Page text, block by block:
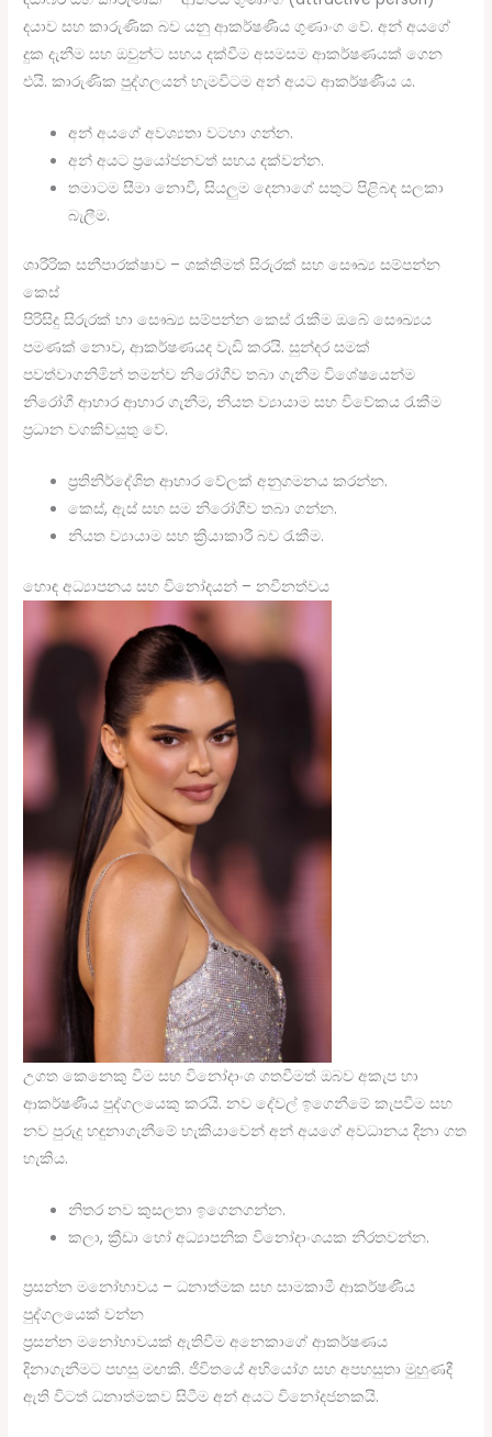
දයාව සහ කාරුණික බව යනු ආකර්ෂණීය ගුණාංග වේ. අන් අයගේ
දුක දැනීම සහ ඔවුන්ට සහය දක්වීම අසමසම ආකර්ෂණයක් ගෙන
එයි. කාරුණික පුද්ගලයන් හැමවිටම අන් අයට ආකර්ෂණීය ය.
අන් අයගේ අවශ්‍යතා වටහා ගන්න.
අන් අයට ප්‍රයෝජනවත් සහය දක්වන්න.
තමාටම සීමා නොවී, සියලුම දෙනාගේ සතුට පිළිබඳ සලකා
බැලීම.
ශාරීරික සනීපාරක්ෂාව – ශක්තිමත් සිරුරක් සහ සෞඛ්‍ය සම්පන්න
කෙස්
පිරිසිදු සිරුරක් හා සෞඛ්‍ය සම්පන්න කෙස් රැකීම ඔබේ සෞඛ්‍යය
පමණක් නොව, ආකර්ෂණයද වැඩි කරයි. සුන්දර සමක්
පවත්වාගනිමින් තමන්ව නිරෝගීව තබා ගැනීම විශේෂයෙන්ම
නිරෝගී ආහාර ආහාර ගැනීම, නියත ව්‍යායාම සහ විවේකය රැකීම
ප්‍රධාන වගකිවයුතු වේ.
ප්‍රතිනිර්දේශිත ආහාර වේලක් අනුගමනය කරන්න.
කෙස්, ඇස් සහ සම නිරෝගීව තබා ගන්න.
නියත ව්‍යායාම සහ ක්‍රියාකාරී බව රැකීම.
හොඳ අධ්‍යාපනය සහ විනෝදයන් – නවීනත්වය
උගත කෙනෙකු වීම සහ විනෝදාංශ ගතවීමත් ඔබව අකැප හා
ආකර්ෂණීය පුද්ගලයෙකු කරයි. නව දේවල් ඉගෙනීමේ කැපවීම සහ
නව පුරුදු හඳුනාගැනීමේ හැකියාවෙන් අන් අයගේ අවධානය දිනා ගත
හැකිය.
නිතර නව කුසලතා ඉගෙනගන්න.
කලා, ක්‍රීඩා හෝ අධ්‍යාපනික විනෝදාංශයක නිරතවන්න.
ප්‍රසන්න මනෝභාවය – ධනාත්මක සහ සාමකාමී ආකර්ෂණීය
පුද්ගලයෙක් වන්න
ප්‍රසන්න මනෝභාවයක් ඇතිවීම අනෙකාගේ ආකර්ෂණය
දිනාගැනීමට පහසු මඟකි. ජීවිතයේ අභියෝග සහ අපහසුතා මුහුණදී
ඇති විටත් ධනාත්මකව සිටීම අන් අයට විනෝදජනකයි.